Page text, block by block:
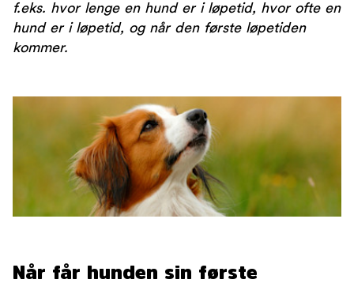
f.eks. hvor lenge en hund er i løpetid, hvor ofte en
hund er i løpetid, og når den første løpetiden
kommer.
Når får hunden sin første